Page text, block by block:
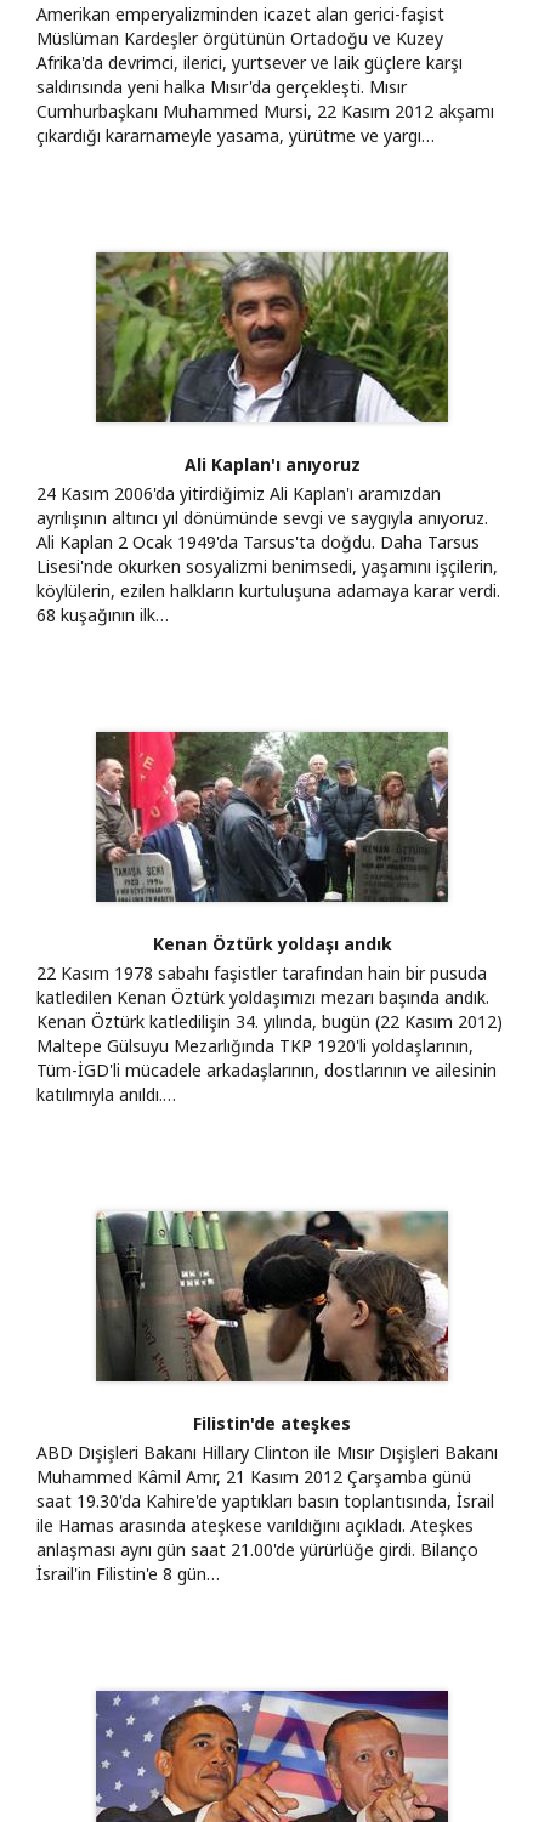
Amerikan emperyalizminden icazet alan gerici-faşist
Müslüman Kardeşler örgütünün Ortadoğu ve Kuzey
Afrika'da devrimci, ilerici, yurtsever ve laik güçlere karşı
saldırısında yeni halka Mısır'da gerçekleşti. Mısır
Cumhurbaşkanı Muhammed Mursi, 22 Kasım 2012 akşamı
çıkardığı kararnameyle yasama, yürütme ve yargı…
Ali Kaplan'ı anıyoruz
24 Kasım 2006'da yitirdiğimiz Ali Kaplan'ı aramızdan
ayrılışının altıncı yıl dönümünde sevgi ve saygıyla anıyoruz.
Ali Kaplan 2 Ocak 1949'da Tarsus'ta doğdu. Daha Tarsus
Lisesi'nde okurken sosyalizmi benimsedi, yaşamını işçilerin,
köylülerin, ezilen halkların kurtuluşuna adamaya karar verdi.
68 kuşağının ilk…
Kenan Öztürk yoldaşı andık
22 Kasım 1978 sabahı faşistler tarafından hain bir pusuda
katledilen Kenan Öztürk yoldaşımızı mezarı başında andık.
Kenan Öztürk katledilişin 34. yılında, bugün (22 Kasım 2012)
Maltepe Gülsuyu Mezarlığında TKP 1920'li yoldaşlarının,
Tüm-İGD'li mücadele arkadaşlarının, dostlarının ve ailesinin
katılımıyla anıldı.…
Filistin'de ateşkes
ABD Dışişleri Bakanı Hillary Clinton ile Mısır Dışişleri Bakanı
Muhammed Kâmil Amr, 21 Kasım 2012 Çarşamba günü
saat 19.30'da Kahire'de yaptıkları basın toplantısında, İsrail
ile Hamas arasında ateşkese varıldığını açıkladı. Ateşkes
anlaşması aynı gün saat 21.00'de yürürlüğe girdi. Bilanço
İsrail'in Filistin'e 8 gün…